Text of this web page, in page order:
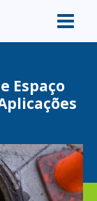
Espaço